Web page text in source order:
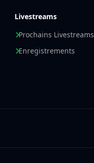
Livestreams
Prochains Livestreams
Enregistrements